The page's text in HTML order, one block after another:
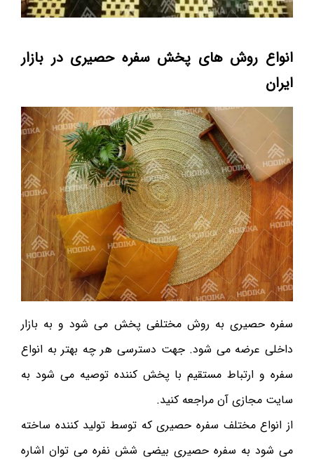
انواع روش های پخش سفره حصیری در بازار
ایران
سفره حصیری به روش مختلفی پخش می شود و به بازار
داخلی عرضه می شود. جهت دسترسی هر چه بهتر به انواع
سفره و ارتباط مستقیم با پخش کننده توصیه می شود به
سایت مجازی آن مراجعه کنید.
از انواع مختلف سفره حصیری که توسط تولید کننده ساخته
می شود به سفره حصیری بیضی شش نفره می توان اشاره